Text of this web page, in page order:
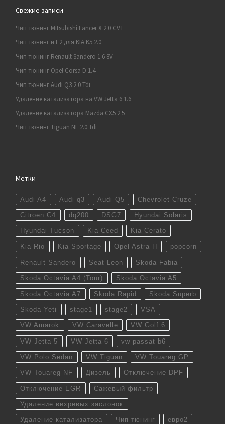
Свежие записи
Чип тюнинг Mitsubishi Lancer X 2.0 CVT
Чип тюнинг и E2 для KIA K5 2.0
Чип тюнинг Renault Sandero 1.6 8V
Чип тюнинг Opel Corsa D 1.4
Чип тюнинг Audi Q3 2.0 Tdi
Удаление катализатора на VW Jetta 6 1.6
Удаление катализатора Mazda CX5 2.5
Чип тюнинг Tiguan NF 2.0 Tdi
Метки
Audi A4 Audi q3 Audi Q5 Chevrolet Cruze
Citroen C4 dq200 DSG7 Hyundai Solaris
Hyundai Tucson Kia Ceed Kia Cerato
Kia Rio Kia Sportage Opel Astra H popcorn
Renault Sandero Seat Leon Skoda Fabia
Skoda Octavia A4 (Tour) Skoda Octavia A5
Skoda Octavia A7 Skoda Rapid Skoda Superb
Skoda Yeti stage1 stage2 VSA
VW Amarok VW Caravelle VW Golf 6
VW Jetta 5 VW Jetta 6 vw passat b6
VW Polo Sedan VW Tiguan VW Touareg GP
VW Touareg NF Дизель Отключение DPF
Отключение EGR Сажевый фильтр
Удаление вихревых заслонок
Удаление катализатора Чип тюнинг евро2